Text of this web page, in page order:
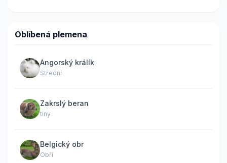
Oblíbená plemena
Angorský králík
Střední
Zakrslý beran
tiny
Belgický obr
Obří